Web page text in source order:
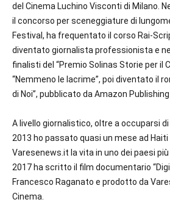
del Cinema Luchino Visconti di Milano.
il concorso per sceneggiature di
Festival, ha frequentato il corso Rai-
diventato giornalista professionista e
finalisti del “Premio Solinas Storie per il
“Nemmeno le lacrime”, poi diventato il
di Noi”, pubblicato da Amazon Publishing
A livello giornalistico, oltre a occuparsi di
2013 ho passato quasi un mese ad
Varesenews.it la vita in uno dei paesi più
2017 ha scritto il film documentario
Francesco Raganato e prodotto da
Cinema.